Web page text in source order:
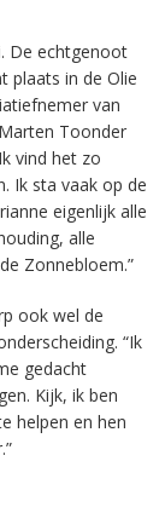
De echtgenoot
plaats in de Olie
van
Toonder
vind het zo
Ik sta vaak op de
eigenlijk alle
alle
Zonnebloem.”
ook wel de
“Ik
gedacht
Kijk, ik ben
helpen en hen